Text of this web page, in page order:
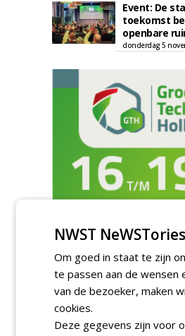
Event: De
toekomst
openbare
donderdag 5
TENDERS
Gemeente Eindhoven gunt
onderhoud ''Stedelijk bos''
bebouwingscontour
Boomrooierij Weijtmans.
donderdag 6 augustus 2026
NWST
Om goed in staat te zijn
te passen aan de wensen
van de bezoeker, maken
cookies.
Deze gegevens zijn voor